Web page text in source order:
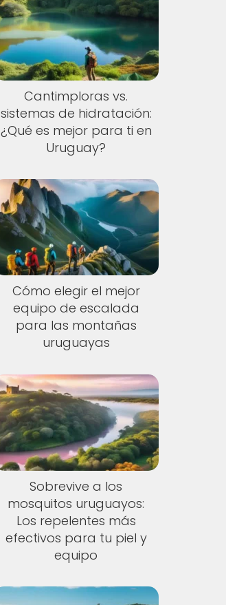
Cantimploras vs.
sistemas de hidratación:
¿Qué es mejor para ti en
Uruguay?
Cómo elegir el mejor
equipo de escalada
para las montañas
uruguayas
Sobrevive a los
mosquitos uruguayos:
Los repelentes más
efectivos para tu piel y
equipo